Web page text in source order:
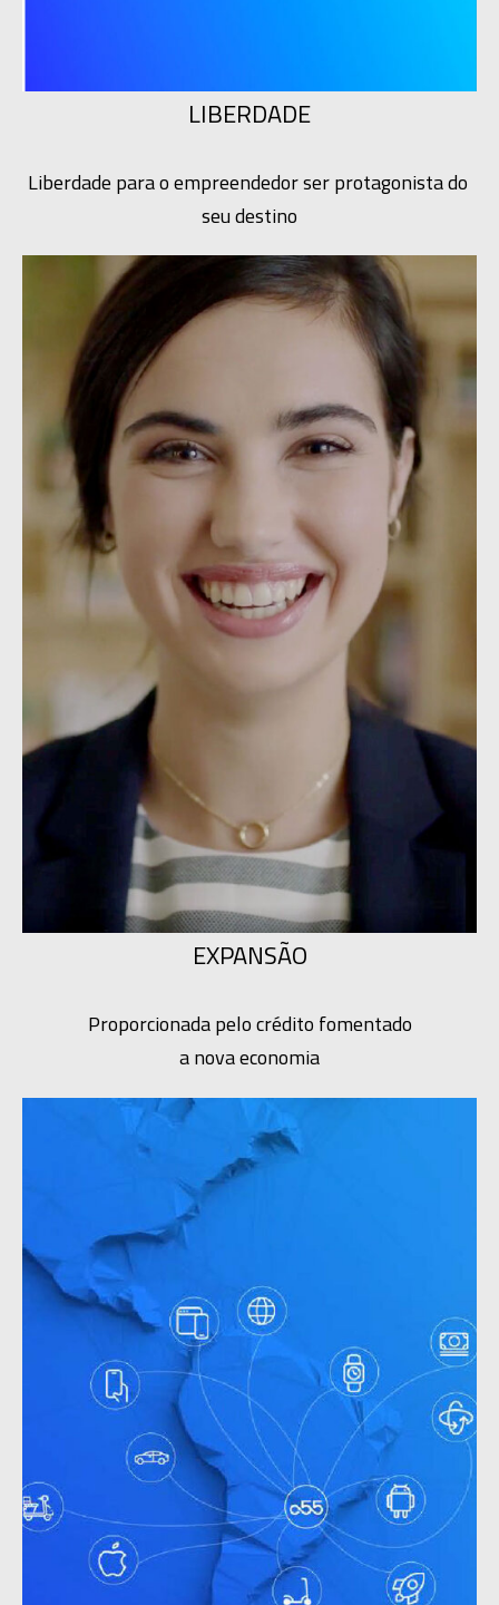
LIBERDADE
Liberdade para o empreendedor ser protagonista do
seu destino
EXPANSÃO
Proporcionada pelo crédito fomentado
a nova economia